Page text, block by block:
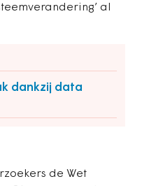
al
dankzij data
de Wet